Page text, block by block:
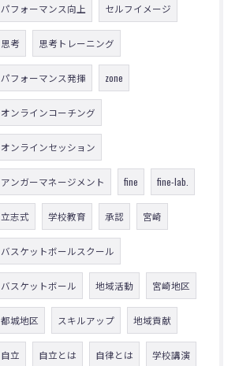
パフォーマンス向上 セルフイメージ
思考 思考トレーニング
パフォーマンス発揮 zone
オンラインコーチング
オンラインセッション
アンガーマネージメント fine fine-lab.
立志式 学校教育 承認 宮崎
バスケットボールスクール
バスケットボール 地域活動 宮崎地区
都城地区 スキルアップ 地域貢献
自立 自立とは 自律とは 学校講演